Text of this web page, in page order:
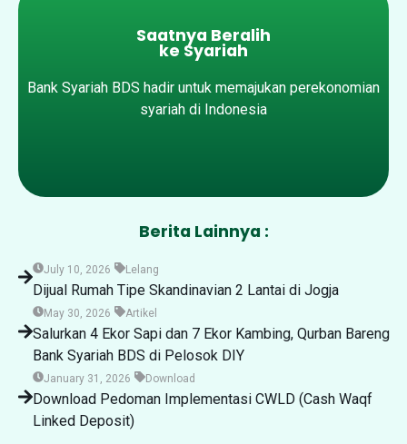
Saatnya Beralih
ke Syariah
Bank Syariah BDS hadir untuk memajukan perekonomian
syariah di Indonesia
Berita Lainnya :
July 10, 2026 Lelang
Dijual Rumah Tipe Skandinavian 2 Lantai di Jogja
May 30, 2026 Artikel
Salurkan 4 Ekor Sapi dan 7 Ekor Kambing, Qurban Bareng
Bank Syariah BDS di Pelosok DIY
January 31, 2026 Download
Download Pedoman Implementasi CWLD (Cash Waqf
Linked Deposit)